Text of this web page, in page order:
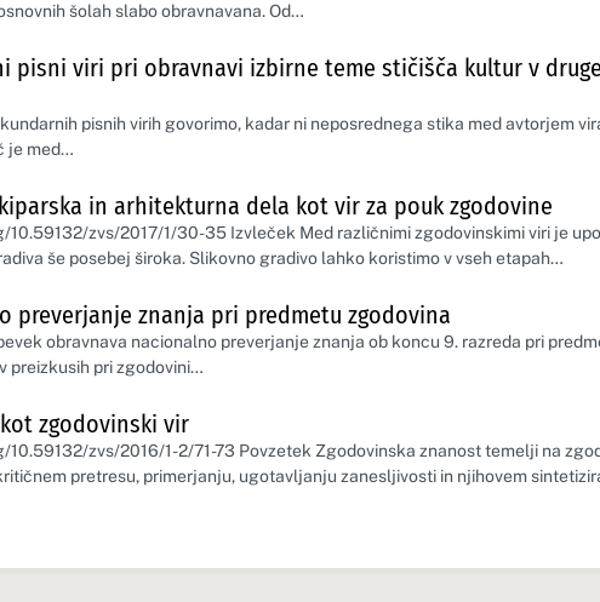
šolah slabo obravnavana. Od…
pisni viri pri obravnavi izbirne teme stičišča kultur v
pisnih virih govorimo, kadar ni neposrednega stika med avtorjem
je med…
in arhitekturna dela kot vir za pouk zgodovine
10.59132/zvs/2017/1/30-35 Izvleček Med različnimi zgodovinskimi viri je
še posebej široka. Slikovno gradivo lahko koristimo v vseh etapah…
preverjanje znanja pri predmetu zgodovina
obravnava nacionalno preverjanje znanja ob koncu 9. razreda pri
preizkusih pri zgodovini…
zgodovinski vir
10.59132/zvs/2016/1-2/71-73 Povzetek Zgodovinska znanost temelji na
pretresu, primerjanju, ugotavljanju zanesljivosti in njihovem